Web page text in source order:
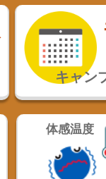
キャン
体感温度